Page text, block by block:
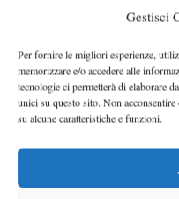
Gestisci
Per fornire le migliori esperienze,
memorizzare e/o accedere alle
tecnologie ci permetterà di elaborare
unici su questo sito. Non
su alcune caratteristiche e funzioni.
31° Festival de la